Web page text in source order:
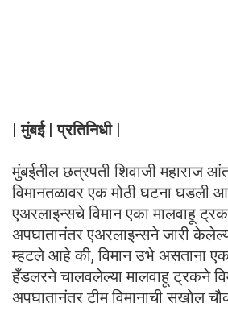
| मुंबई | प्रतिनिधी |
मुंबईतील छत्रपती शिवाजी महाराज
विमानतळावर एक मोठी घटना घडली
एअरलाइन्सचे विमान एका मालवाहू
अपघातानंतर एअरलाइन्सने जारी
म्हटले आहे की, विमान उभे असताना एका
हँडलरने चालवलेल्या मालवाहू ट्रकने
अपघातानंतर टीम विमानाची सखोल